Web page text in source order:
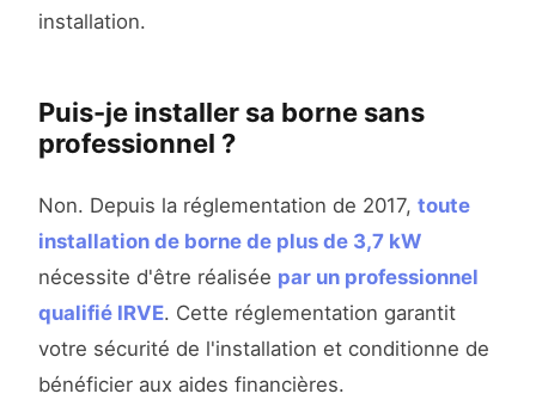
installation.
Puis-je installer sa borne sans
professionnel ?
Non. Depuis la réglementation de 2017, toute
installation de borne de plus de 3,7 kW
nécessite d'être réalisée par un professionnel
qualifié IRVE. Cette réglementation garantit
votre sécurité de l'installation et conditionne de
bénéficier aux aides financières.